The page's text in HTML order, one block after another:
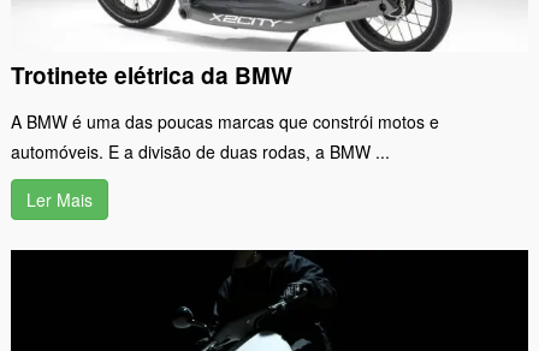
Trotinete elétrica da BMW
A BMW é uma das poucas marcas que constrói motos e
automóveis. E a divisão de duas rodas, a BMW ...
Ler Mais